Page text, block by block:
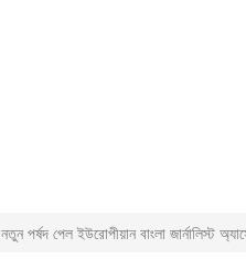
নতুন পর্ষদ পেল ইউরোপীয়ান বাংলা জার্নালিস্ট